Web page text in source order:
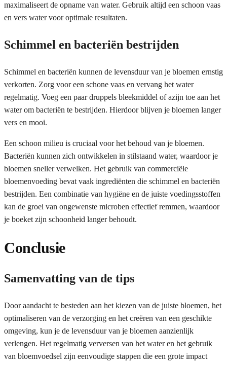
maximaliseert de opname van water. Gebruik altijd een schoon vaas
en vers water voor optimale resultaten.
Schimmel en bacteriën bestrijden
Schimmel en bacteriën kunnen de levensduur van je bloemen ernstig
verkorten. Zorg voor een schone vaas en vervang het water
regelmatig. Voeg een paar druppels bleekmiddel of azijn toe aan het
water om bacteriën te bestrijden. Hierdoor blijven je bloemen langer
vers en mooi.
Een schoon milieu is cruciaal voor het behoud van je bloemen.
Bacteriën kunnen zich ontwikkelen in stilstaand water, waardoor je
bloemen sneller verwelken. Het gebruik van commerciële
bloemenvoeding bevat vaak ingrediënten die schimmel en bacteriën
bestrijden. Een combinatie van hygiëne en de juiste voedingsstoffen
kan de groei van ongewenste microben effectief remmen, waardoor
je boeket zijn schoonheid langer behoudt.
Conclusie
Samenvatting van de tips
Door aandacht te besteden aan het kiezen van de juiste bloemen, het
optimaliseren van de verzorging en het creëren van een geschikte
omgeving, kun je de levensduur van je bloemen aanzienlijk
verlengen. Het regelmatig verversen van het water en het gebruik
van bloemvoedsel zijn eenvoudige stappen die een grote impact